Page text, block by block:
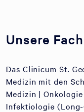
Unsere
Das Clinicum St.
Medizin mit den
Medizin |
Infektiologie